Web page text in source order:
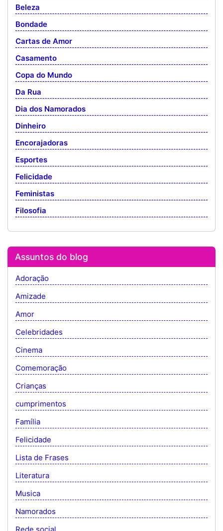
Beleza
Bondade
Cartas de Amor
Casamento
Copa do Mundo
Da Rua
Dia dos Namorados
Dinheiro
Encorajadoras
Esportes
Felicidade
Feministas
Filosofia
Assuntos do blog
Adoração
Amizade
Amor
Celebridades
Cinema
Comemoração
Crianças
cumprimentos
Família
Felicidade
Lista de Frases
Literatura
Musica
Namorados